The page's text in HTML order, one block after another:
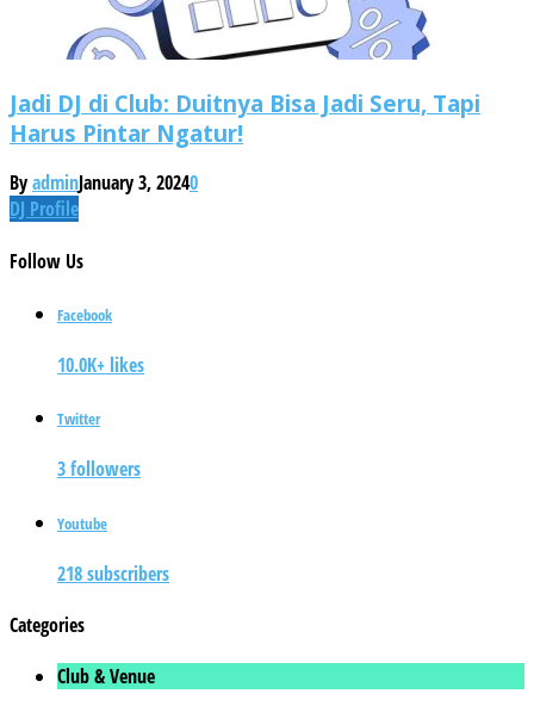
Jadi DJ di Club: Duitnya Bisa Jadi Seru, Tapi
Harus Pintar Ngatur!
ByadminJanuary 3, 20240
DJ Profile
Follow Us
Facebook
10.0K+ likes
Twitter
3 followers
Youtube
218 subscribers
Categories
Club & Venue